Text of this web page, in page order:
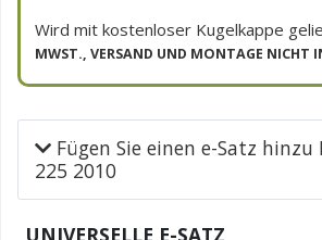
Wird mit kostenloser Kugelkappe
MWST., VERSAND UND MONTAGE NICHT
Fügen Sie einen e-Satz hinzu
225 2010
UNIVERSELLE E-SATZ